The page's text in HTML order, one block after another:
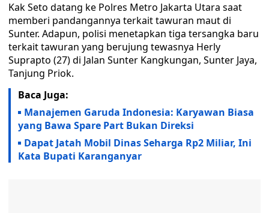
Kak Seto datang ke Polres Metro Jakarta Utara saat
memberi pandangannya terkait tawuran maut di
Sunter. Adapun, polisi menetapkan tiga tersangka baru
terkait tawuran yang berujung tewasnya Herly
Suprapto (27) di Jalan Sunter Kangkungan, Sunter Jaya,
Tanjung Priok.
Baca Juga:
Manajemen Garuda Indonesia: Karyawan Biasa
yang Bawa Spare Part Bukan Direksi
Dapat Jatah Mobil Dinas Seharga Rp2 Miliar, Ini
Kata Bupati Karanganyar